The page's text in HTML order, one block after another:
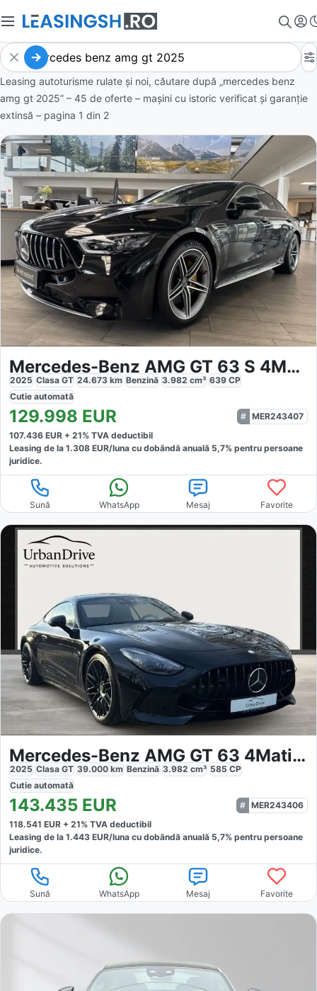
Leasing autoturisme rulate și noi, căutare după „mercedes benz
amg gt 2025” – 45 de oferte – mașini cu istoric verificat și garanție
extinsă – pagina 1 din 2
Mercedes-Benz AMG GT 63 S 4MATIC AMG PERFORMANCE
2025 Clasa GT 24.673 km Benzină 3.982 cm³ 639 CP
Cutie automată
129.998 EUR
MER243407
107.436 EUR + 21% TVA deductibil
Leasing de la 1.308 EUR/luna cu dobăndă anuală 5,7% pentru persoane
juridice.
Sună WhatsApp Mesaj Favorite
Mercedes-Benz AMG GT 63 4Matic Coupe
2025 Clasa GT 39.000 km Benzină 3.982 cm³ 585 CP
Cutie automată
143.435 EUR
MER243406
118.541 EUR + 21% TVA deductibil
Leasing de la 1.443 EUR/luna cu dobăndă anuală 5,7% pentru persoane
juridice.
Sună WhatsApp Mesaj Favorite